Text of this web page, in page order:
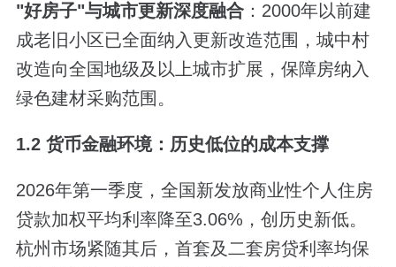
"好房子"与城市更新深度融合：2000年以前建
成老旧小区已全面纳入更新改造范围，城中村
改造向全国地级及以上城市扩展，保障房纳入
绿色建材采购范围。
1.2 货币金融环境：历史低位的成本支撑
2026年第一季度，全国新发放商业性个人住房
贷款加权平均利率降至3.06%，创历史新低。
杭州市场紧随其后，首套及二套房贷利率均保